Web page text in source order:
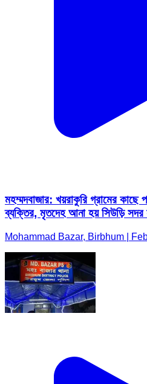
মহম্মদবাজার: খয়রাকুরি গ্রামের
ব্যক্তির, মৃতদেহ আনা হয় সিউড়ি সদর
Mohammad Bazar, Birbhum |